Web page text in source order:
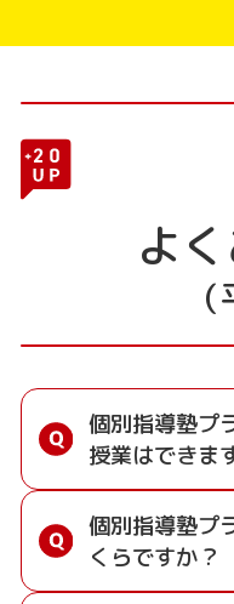
よ
個別指導塾プ
授業はできま
ます。また、春
「4日間～5日間
くことが可能で
個別指導塾プ
くらですか？